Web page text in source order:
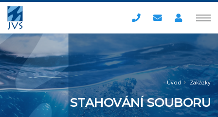
Úvod Zakázky
STAHOVÁNÍ SOUBORU